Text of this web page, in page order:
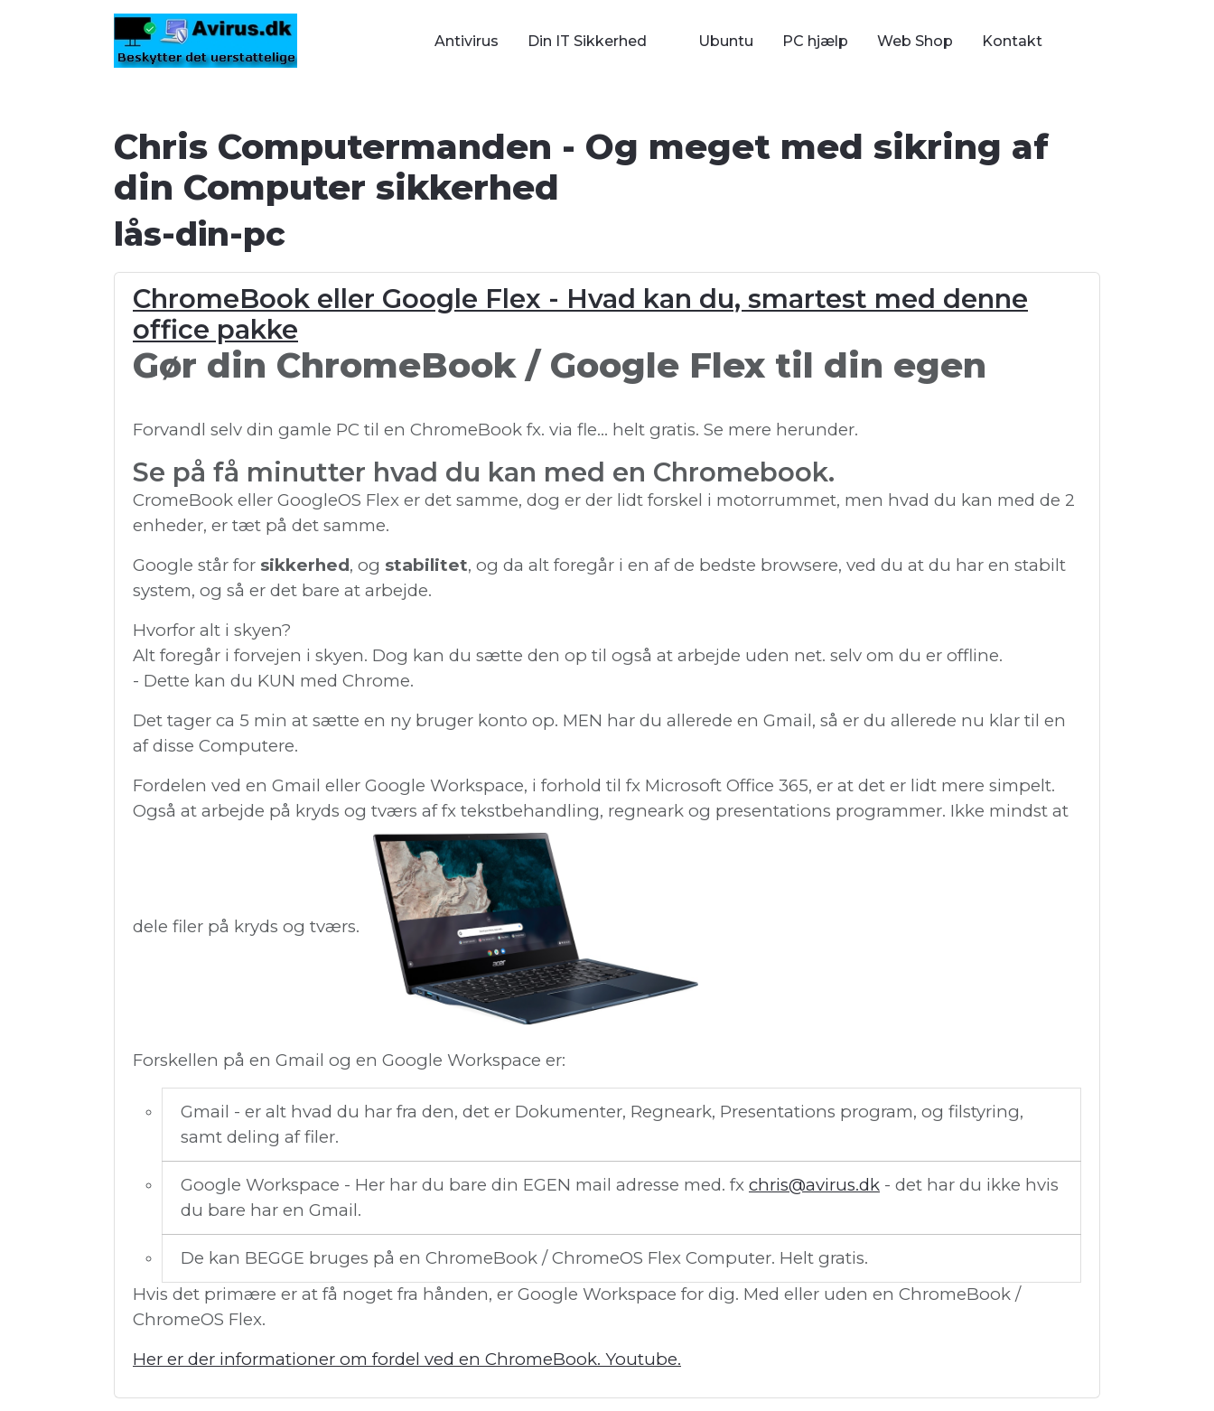
Antivirus Din IT Sikkerhed Ubuntu PC hjælp Web Shop Kontakt
Chris Computermanden - Og meget med sikring af
din Computer sikkerhed
lås-din-pc
ChromeBook eller Google Flex - Hvad kan du, smartest med denne
office pakke
Gør din ChromeBook / Google Flex til din egen
Forvandl selv din gamle PC til en ChromeBook fx. via fle… helt gratis. Se mere herunder.
Se på få minutter hvad du kan med en Chromebook.
CromeBook eller GoogleOS Flex er det samme, dog er der lidt forskel i motorrummet, men hvad du kan med de 2
enheder, er tæt på det samme.
Google står for sikkerhed, og stabilitet, og da alt foregår i en af de bedste browsere, ved du at du har en stabilt
system, og så er det bare at arbejde.
Hvorfor alt i skyen?
Alt foregår i forvejen i skyen. Dog kan du sætte den op til også at arbejde uden net. selv om du er offline.
- Dette kan du KUN med Chrome.
Det tager ca 5 min at sætte en ny bruger konto op. MEN har du allerede en Gmail, så er du allerede nu klar til en
af disse Computere.
Fordelen ved en Gmail eller Google Workspace, i forhold til fx Microsoft Office 365, er at det er lidt mere simpelt.
Også at arbejde på kryds og tværs af fx tekstbehandling, regneark og presentations programmer. Ikke mindst at
dele filer på kryds og tværs.
Forskellen på en Gmail og en Google Workspace er:
Gmail - er alt hvad du har fra den, det er Dokumenter, Regneark, Presentations program, og filstyring,
samt deling af filer.
Google Workspace - Her har du bare din EGEN mail adresse med. fx chris@avirus.dk - det har du ikke hvis
du bare har en Gmail.
De kan BEGGE bruges på en ChromeBook / ChromeOS Flex Computer. Helt gratis.
Hvis det primære er at få noget fra hånden, er Google Workspace for dig. Med eller uden en ChromeBook /
ChromeOS Flex.
Her er der informationer om fordel ved en ChromeBook. Youtube.